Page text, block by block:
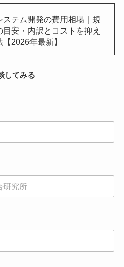
ステム開発の費用相場｜規
目安・内訳とコストを抑え
【2026年最新】
してみる